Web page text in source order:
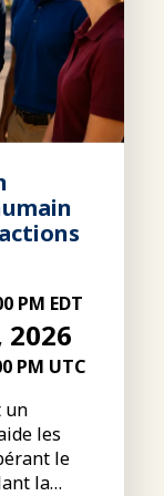
PM EDT
PM UTC
un
les
le
la